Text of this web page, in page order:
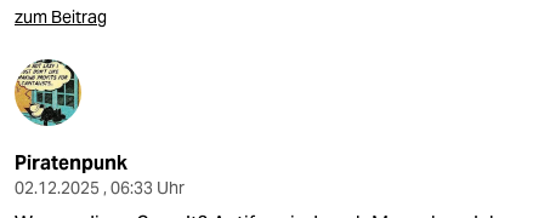
zum Beitrag
Piratenpunk
02.12.2025 , 06:33 Uhr